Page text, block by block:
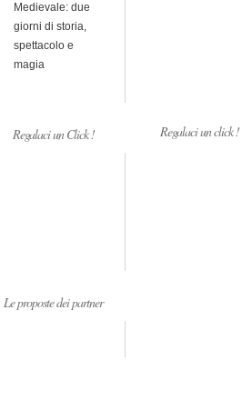
Medievale: due
giorni di storia,
spettacolo e
magia
Regalaci un Click !
Le proposte dei partner
Regalaci un click !